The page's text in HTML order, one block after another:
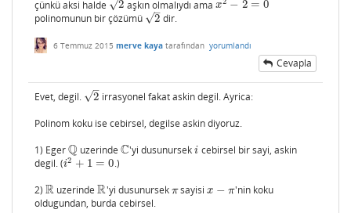
çünkü aksi halde 2
√
2 aşkın olmalıydı amax − 2 = 0
x2−2=0
polinomunun bir çözümü
2
–
√
2 dir.
6 Temmuz 2015 merve kaya tarafından yorumlandı
Cevapla
Evet, degil. 2
–
√
2
irrasyonel fakat askin degil. Ayrica:
Polinom koku ise cebirsel, degilse askin diyoruz.
1) EgerQ
Q uzerindeC
C'yi dusunurseki
i cebirsel bir sayi, askin
degil. (i2 + 1 = 0
i2 +1= 0
.)
2) R
R uzerindeR
R 'yi dusunursek π
πsayisi x − π
x− π
'nin koku
oldugundan, burda cebirsel.